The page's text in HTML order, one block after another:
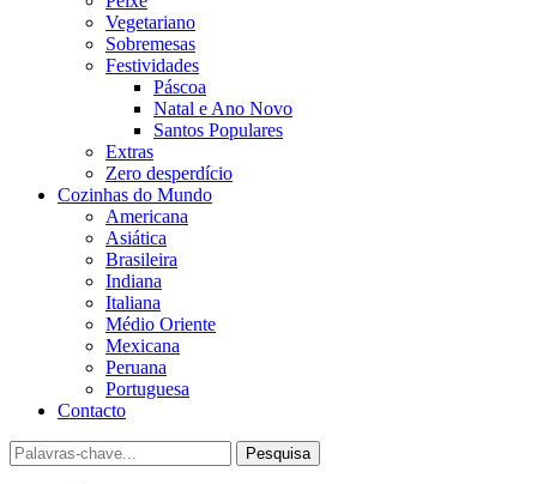
Vegetariano
Sobremesas
Festividades
Páscoa
Natal e Ano Novo
Santos Populares
Extras
Zero desperdício
Cozinhas do Mundo
Americana
Asiática
Brasileira
Indiana
Italiana
Médio Oriente
Mexicana
Peruana
Portuguesa
Contacto